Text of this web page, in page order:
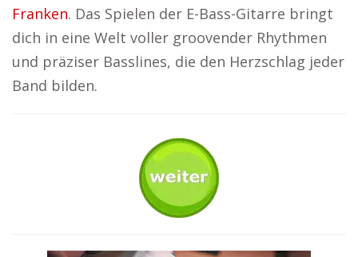
Franken. Das Spielen der E-Bass-Gitarre bringt
dich in eine Welt voller groovender Rhythmen
und präziser Basslines, die den Herzschlag jeder
Band bilden.